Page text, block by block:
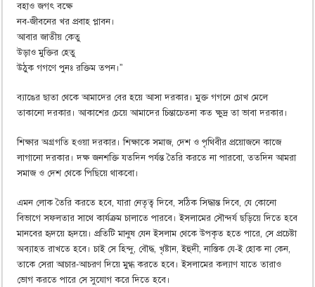
বহাও জগৎ বক্ষে
নব-জীবনের খর প্রবাহ প্লাবন।
আবার জাতীয় কেতু
উড়াও মুক্তির হেতু
উঠুক গগণে পুনঃ রক্তিম তপন।”
ব্যাঙের ছাতা থেকে আমাদের বের হয়ে আসা দরকার। মুক্ত গগনে চোখ মেলে
তাকানো দরকার। আকাশের চেয়ে আমাদের চিন্তাচেতনা কত ক্ষুদ্র তা ভাবা দরকার।
শিক্ষার অগ্রগতি হওয়া দরকার। শিক্ষাকে সমাজ, দেশ ও পৃথিবীর প্রয়োজনে কাজে
লাগানো দরকার। দক্ষ জনশক্তি যতদিন পর্যন্ত তৈরি করতে না পারবো, ততদিন আমরা
সমাজ ও দেশ থেকে পিছিয়ে থাকবো।
এমন লোক তৈরি করতে হবে, যারা নেতৃত্ব দিবে, সঠিক সিদ্ধান্ত দিবে, যে কোনো
বিভাগে সফলতার সাথে কার্যক্রম চালাতে পারবে। ইসলামের সৌন্দর্য ছড়িয়ে দিতে হবে
মানবের হৃদয়ে হৃদয়ে। প্রতিটি মানুষ যেন ইসলাম থেকে উপকৃত হতে পারে, সে প্রচেষ্টা
অব্যাহত রাখতে হবে। চাই সে হিন্দু, বৌদ্ধ, খৃষ্টান, ইহুদী, নাস্তিক যে-ই হোক না কেন,
তাকে সেরা আচার-আচরণ দিয়ে মুগ্ধ করতে হবে। ইসলামের কল্যাণ যাতে তারাও
ভোগ করতে পারে সে সুযোগ করে দিতে হবে।